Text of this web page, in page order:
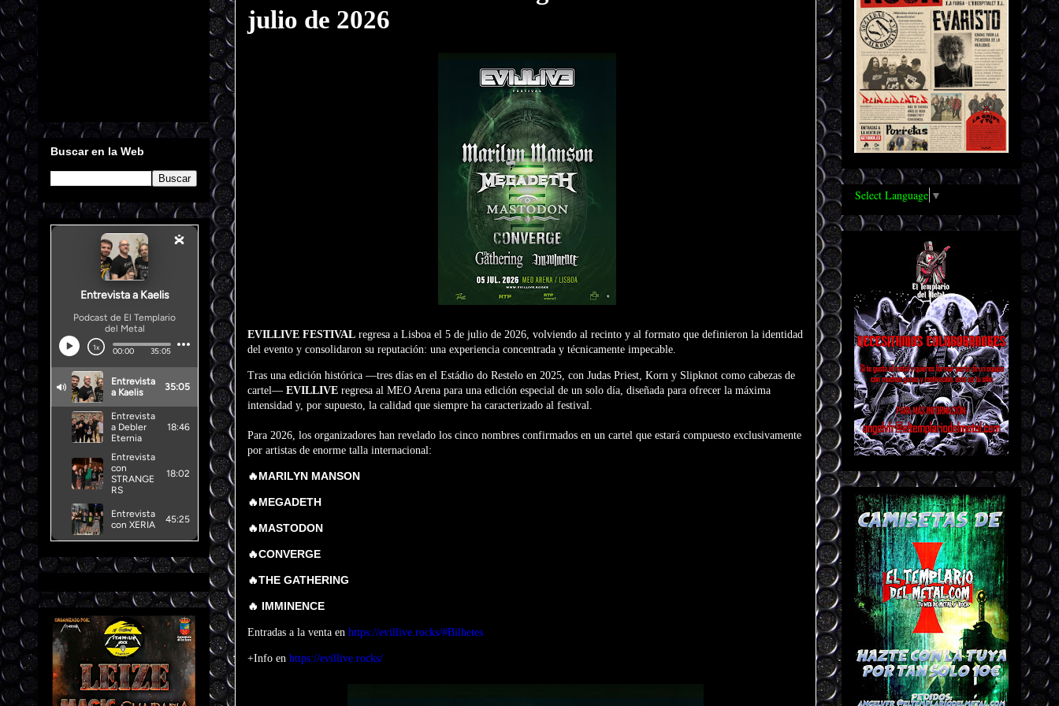
julio de 2026
EVILLIVE FESTIVAL regresa a Lisboa el 5 de julio de 2026, volviendo al recinto y al formato que definieron la identidad
del evento y consolidaron su reputación: una experiencia concentrada y técnicamente impecable.
Tras una edición histórica —tres días en el Estádio do Restelo en 2025, con Judas Priest, Korn y Slipknot como cabezas de
cartel— EVILLIVE regresa al MEO Arena para una edición especial de un solo día, diseñada para ofrecer la máxima
intensidad y, por supuesto, la calidad que siempre ha caracterizado al festival.
Para 2026, los organizadores han revelado los cinco nombres confirmados en un cartel que estará compuesto exclusivamente
por artistas de enorme talla internacional:
🔥MARILYN MANSON
🔥MEGADETH
🔥MASTODON
🔥CONVERGE
🔥THE GATHERING
🔥 IMMINENCE
Entradas a la venta en https://evillive.rocks/#Bilhetes
+Info en https://evillive.rocks/
Buscar en la Web
Select Language ▼